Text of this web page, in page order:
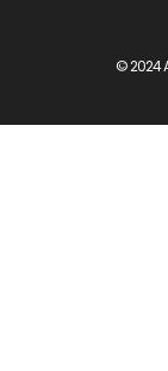
© 2024